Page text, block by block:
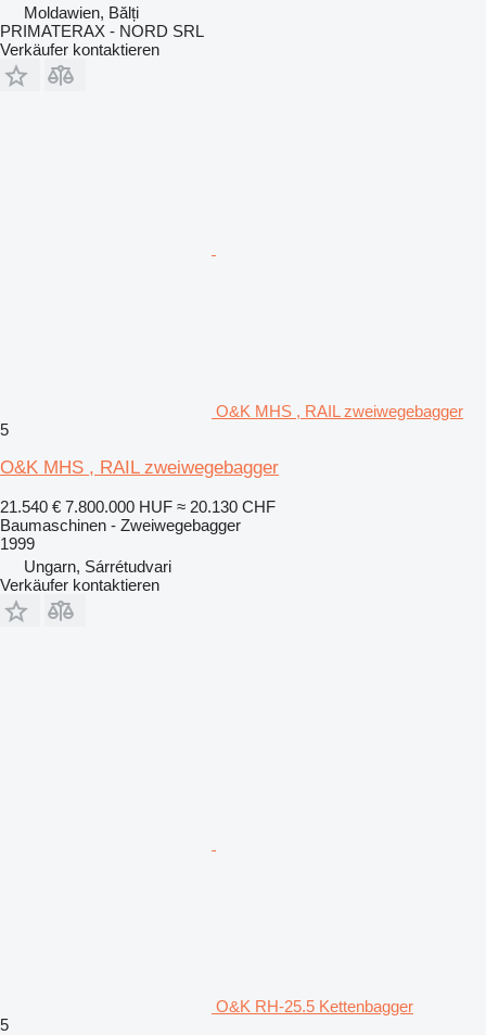
Moldawien, Bălți
PRIMATERAX - NORD SRL
Verkäufer kontaktieren
O&K MHS , RAIL zweiwegebagger
5
O&K MHS , RAIL zweiwegebagger
21.540 € 7.800.000 HUF ≈ 20.130 CHF
Baumaschinen - Zweiwegebagger
1999
Ungarn, Sárrétudvari
Verkäufer kontaktieren
O&K RH-25.5 Kettenbagger
5